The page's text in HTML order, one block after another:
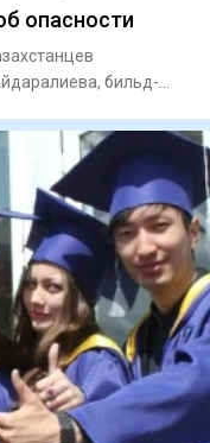
опасности
бильд-